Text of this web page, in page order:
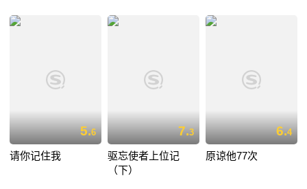
5.6
请你记住我
7.3
驱忘使者上位记
（下）
6.4
原谅他77次